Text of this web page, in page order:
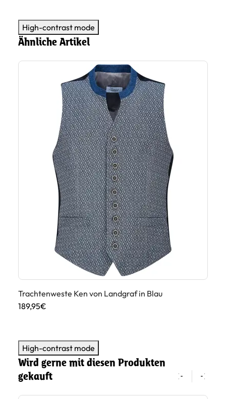
High-contrast mode
Ähnliche Artikel
Trachtenweste Ken von Landgraf in Blau
189,95€
High-contrast mode
Wird gerne mit diesen Produkten
gekauft